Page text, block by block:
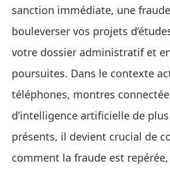
sanction immédiate, une
bouleverser vos projets
votre dossier administratif et
poursuites. Dans le contexte
téléphones, montres
d’intelligence artificielle de
présents, il devient crucial de
comment la fraude est